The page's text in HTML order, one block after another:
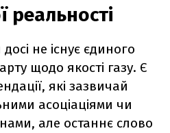
реальності
не існує єдиного
щодо якості газу. Є
які зазвичай
асоціаціями чи
але останнє слово